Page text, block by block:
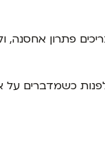
פתרון
לפנות כשמדברים